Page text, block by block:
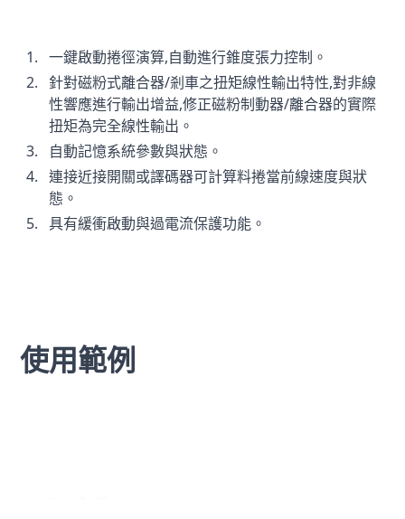
一鍵啟動捲徑演算,自動進行錐度張力控制。
針對磁粉式離合器/剎車之扭矩線性輸出特性,對非線
性響應進行輸出增益,修正磁粉制動器/離合器的實際
扭矩為完全線性輸出。
自動記憶系統參數與狀態。
連接近接開關或譯碼器可計算料捲當前線速度與狀
態。
具有緩衝啟動與過電流保護功能。
使用範例